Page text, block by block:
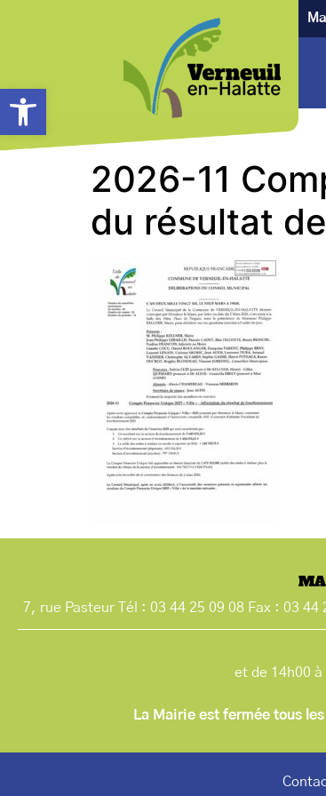
Ouvrir la barre d’outils
2026-11
du résultat
7, rue Pasteur Tél : 03 44 25 09 08 Fax : 03 44
et de 14h00
La Mairie est fermée tous